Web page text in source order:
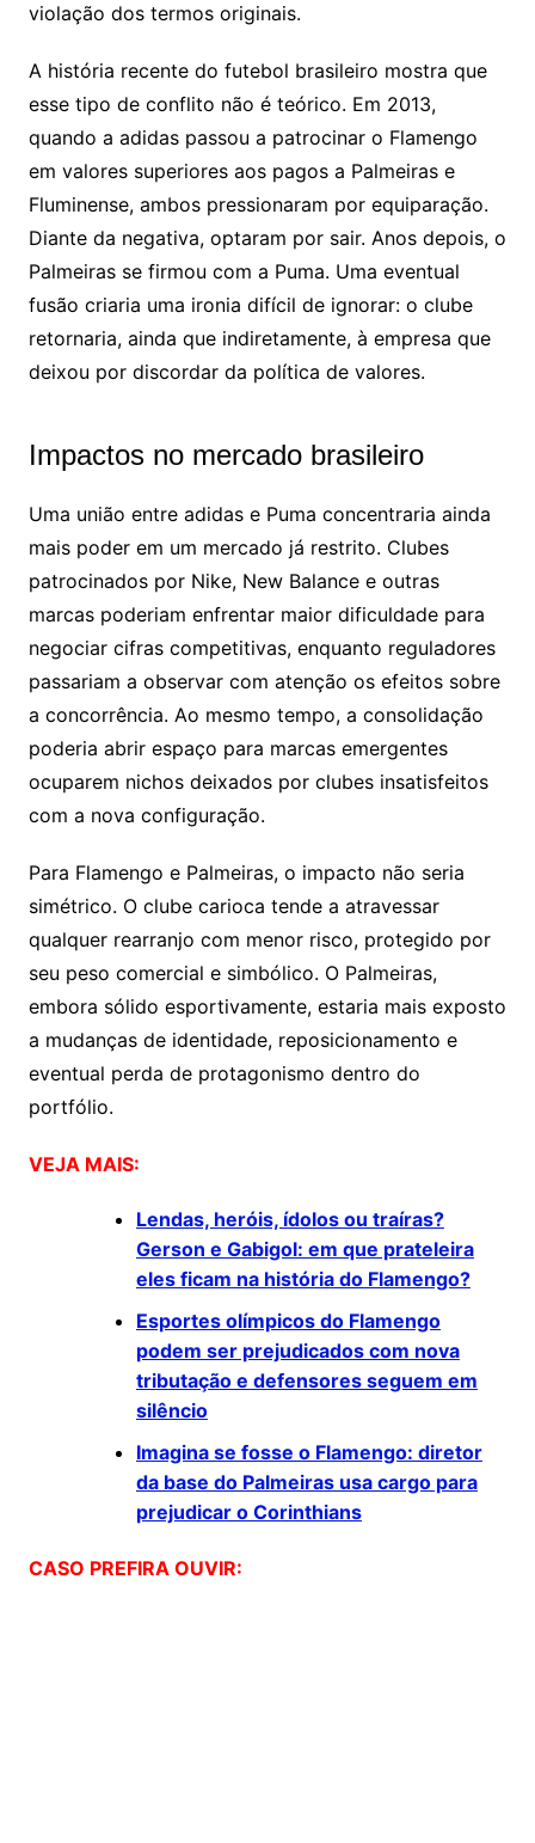
violação dos termos originais.
A história recente do futebol brasileiro mostra que
esse tipo de conflito não é teórico. Em 2013,
quando a adidas passou a patrocinar o Flamengo
em valores superiores aos pagos a Palmeiras e
Fluminense, ambos pressionaram por equiparação.
Diante da negativa, optaram por sair. Anos depois, o
Palmeiras se firmou com a Puma. Uma eventual
fusão criaria uma ironia difícil de ignorar: o clube
retornaria, ainda que indiretamente, à empresa que
deixou por discordar da política de valores.
Impactos no mercado brasileiro
Uma união entre adidas e Puma concentraria ainda
mais poder em um mercado já restrito. Clubes
patrocinados por Nike, New Balance e outras
marcas poderiam enfrentar maior dificuldade para
negociar cifras competitivas, enquanto reguladores
passariam a observar com atenção os efeitos sobre
a concorrência. Ao mesmo tempo, a consolidação
poderia abrir espaço para marcas emergentes
ocuparem nichos deixados por clubes insatisfeitos
com a nova configuração.
Para Flamengo e Palmeiras, o impacto não seria
simétrico. O clube carioca tende a atravessar
qualquer rearranjo com menor risco, protegido por
seu peso comercial e simbólico. O Palmeiras,
embora sólido esportivamente, estaria mais exposto
a mudanças de identidade, reposicionamento e
eventual perda de protagonismo dentro do
portfólio.
VEJA MAIS:
Lendas, heróis, ídolos ou traíras?
Gerson e Gabigol: em que prateleira
eles ficam na história do Flamengo?
Esportes olímpicos do Flamengo
podem ser prejudicados com nova
tributação e defensores seguem em
silêncio
Imagina se fosse o Flamengo: diretor
da base do Palmeiras usa cargo para
prejudicar o Corinthians
CASO PREFIRA OUVIR: